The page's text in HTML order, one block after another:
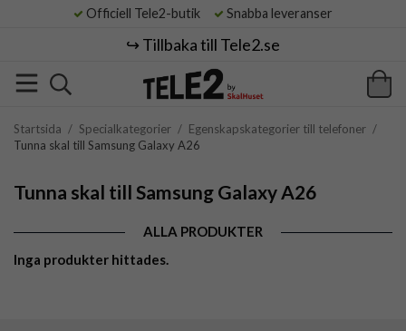
Officiell Tele2-butik Snabba leveranser
↪️ Tillbaka till Tele2.se
Startsida / Specialkategorier / Egenskapskategorier till telefoner /
Tunna skal till Samsung Galaxy A26
Tunna skal till Samsung Galaxy A26
ALLA PRODUKTER
Inga produkter hittades.